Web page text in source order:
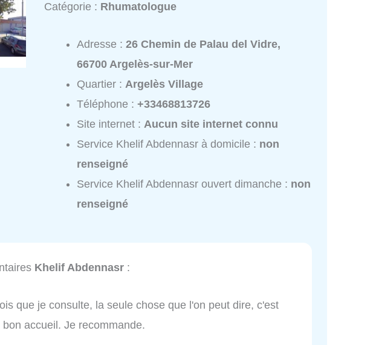
Catégorie : Rhumatologue
Adresse :26 Chemin de Palau del Vidre,
66700 Argelès-sur-Mer
Quartier :Argelès Village
Téléphone :+33468813726
Site internet :Aucun site internet connu
Service Khelif Abdennasr à domicile : non
renseigné
Service Khelif Abdennasr ouvert dimanche : non
renseigné
Khelif Abdennasr :
que je consulte, la seule chose que l'on peut dire, c'est
accueil. Je recommande.